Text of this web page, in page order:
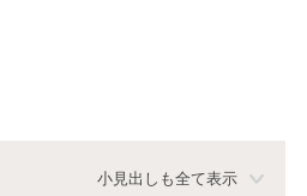
小見出しも全て表示